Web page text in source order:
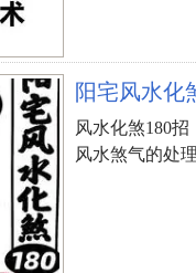
开心，会对人施压，
士自制力毫不动摇，
也别想随意变更。而
，便于能够在职员工
都能做出来，因而
工工作中做的顺心
好运了，始终遇不上
会因为本身太过强大
阳宅风水化
风水化煞180
风水煞气的处